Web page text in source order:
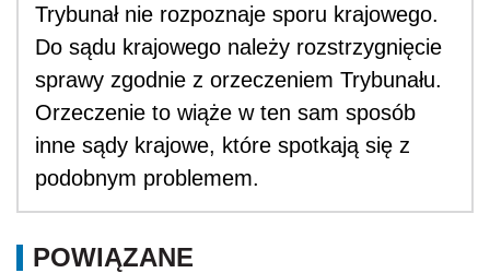
Trybunał nie rozpoznaje sporu krajowego.
Do sądu krajowego należy rozstrzygnięcie
sprawy zgodnie z orzeczeniem Trybunału.
Orzeczenie to wiąże w ten sam sposób
inne sądy krajowe, które spotkają się z
podobnym problemem.
POWIĄZANE